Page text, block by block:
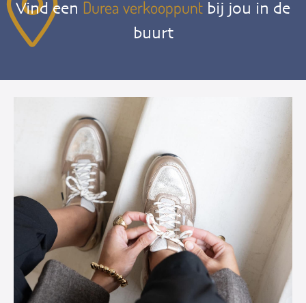
Vind een Durea verkooppunt bij jou in de
buurt